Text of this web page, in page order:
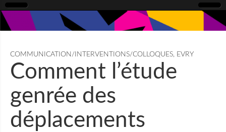
COMMUNICATION/INTERVENTIONS/COLLOQUES, EVRY
Comment l’étude
genrée des
déplacements